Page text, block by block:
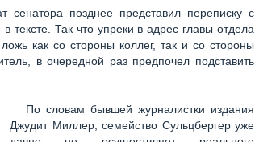
позднее представил переписку с
тексте. Так что упреки в адрес главы отдела
как со стороны коллег, так и со стороны
в очередной раз предпочел подставить
По словам бывшей журналистки издания
Джудит Миллер, семейство Сульцбергер уже